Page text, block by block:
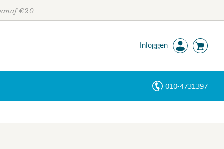
€20
Inloggen
010-4731397
Personen